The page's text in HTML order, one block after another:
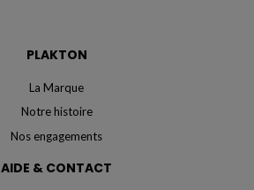
PLAKTON
La Marque
Notre histoire
Nos engagements
AIDE & CONTACT